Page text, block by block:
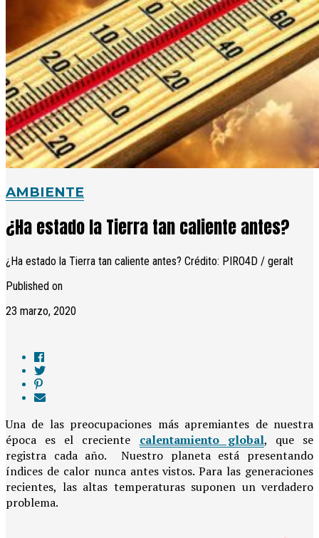
AMBIENTE
¿Ha estado la Tierra tan caliente antes?
¿Ha estado la Tierra tan caliente antes? Crédito: PIRO4D / geralt
Published on
23 marzo, 2020
Una de las preocupaciones más apremiantes de nuestra
época es el creciente calentamiento global, que se
registra cada año. Nuestro planeta está presentando
índices de calor nunca antes vistos. Para las generaciones
recientes, las altas temperaturas suponen un verdadero
problema.